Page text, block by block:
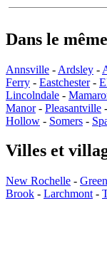
Dans le
Annsville - Ardsley -
Ferry - Eastchester-
Lincolndale -
Manor- Pleasantville -
Hollow - Somers -
Villes et
New Rochelle -
Brook - Larchmont -